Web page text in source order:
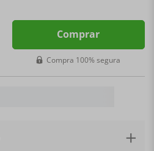
Comprar
Compra 100% segura